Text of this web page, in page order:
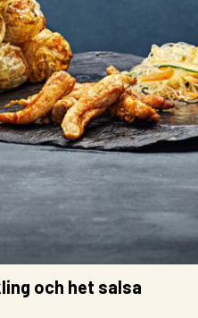
och het salsa